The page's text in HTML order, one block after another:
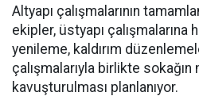
Altyapı çalışmalarının
ekipler, üstyapı çalışmalarına
yenileme, kaldırım
çalışmalarıyla birlikte
kavuşturulması planlanıyor.